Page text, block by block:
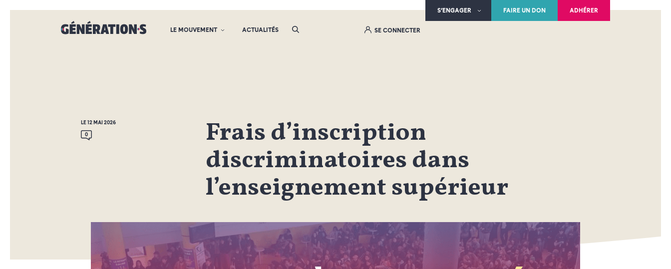
S’ENGAGER FAIRE UN DON ADHÉRER
LE MOUVEMENT ACTUALITÉS SE CONNECTER
LE 12 MAI 2026
0
Frais d’inscription
discriminatoires dans
l’enseignement supérieur